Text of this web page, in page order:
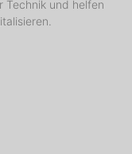
Technik und helfen